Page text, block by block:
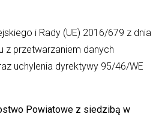
i Rady (UE) 2016/679 z dnia
z przetwarzaniem danych
uchylenia dyrektywy 95/46/WE
Powiatowe z siedzibą w